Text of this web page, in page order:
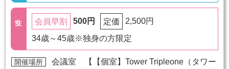
会員早割 500円 定価
2,500円
34歳～45歳※独身の方限定
開催場所 会議室 【
【個室】Tower Tripleone（タワー